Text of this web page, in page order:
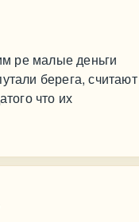
ре малые деньги
берега, считают
что их